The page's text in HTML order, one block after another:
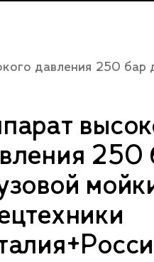
давления 250 бар
250